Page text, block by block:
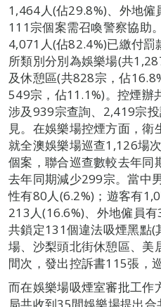
1,464人(佔29.8%)、外地
111宗個案需召喚警察協助
4,071人(佔82.4%)已繳付
所類別分別為娛樂場(共
及休憩區(共828宗，佔
549宗，佔11.1%)。控煙辦
涉及939宗查詢、2,419宗
見。在娛樂場控煙方面，
就全澳娛樂場巡查1,126場
個案，聯合巡查數較去年同
去年同期減少299宗。當中
性有80人(6.2%)；遊客有
213人(16.6%)、外地僱員
共鎖定131個違法吸煙黑點(
場、沙梨頭北街休憩區、美
間次，發出控訴書115張，
而在娛樂場吸煙室審批工作